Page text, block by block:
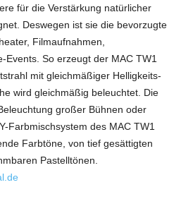
für die Verstärkung natürlicher
Deswegen ist sie die bevorzugte
Filmaufnahmen,
Events. So erzeugt der MAC TW1
mit gleichmäßiger Helligkeits-
wird gleichmäßig beleuchtet. Die
großer Bühnen oder
Farbmischsystem des MAC TW1
Farbtöne, von tief gesättigten
Pastelltönen.